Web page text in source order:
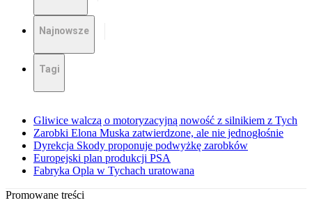
Najnowsze
Tagi
Gliwice walczą o motoryzacyjną nowość z silnikiem z Tych
Zarobki Elona Muska zatwierdzone, ale nie jednogłośnie
Dyrekcja Skody proponuje podwyżkę zarobków
Europejski plan produkcji PSA
Fabryka Opla w Tychach uratowana
Promowane treści